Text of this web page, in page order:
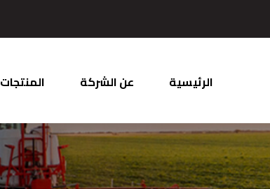
الرئيسية عن الشركة المنتجات